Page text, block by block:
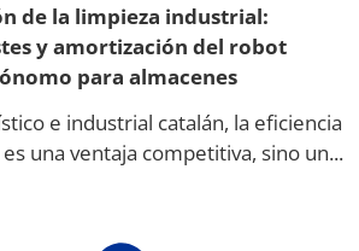
de la limpieza industrial:
y amortización del robot
para almacenes
e industrial catalán, la eficiencia
una ventaja competitiva, sino un...